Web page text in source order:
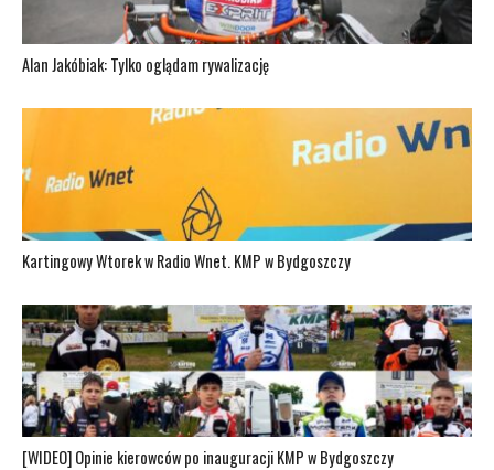
Alan Jakóbiak: Tylko oglądam rywalizację
Kartingowy Wtorek w Radio Wnet. KMP w Bydgoszczy
[WIDEO] Opinie kierowców po inauguracji KMP w Bydgoszczy